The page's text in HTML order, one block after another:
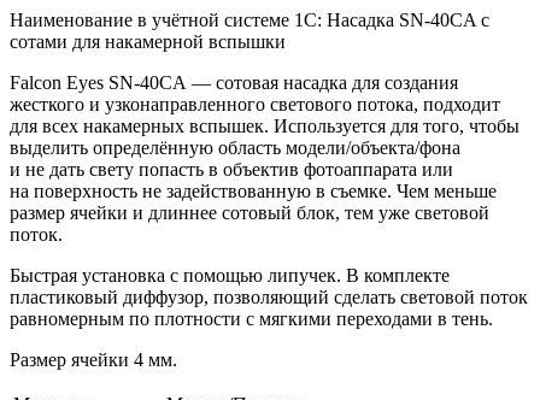
Наименование в учётной системе 1С: Насадка SN-40CA с
сотами для накамерной вспышки
Falcon Eyes SN-40CA — сотовая насадка для создания
жесткого и узконаправленного светового потока, подходит
для всех накамерных вспышек. Используется для того, чтобы
выделить определённую область модели/объекта/фона
и не дать свету попасть в объектив фотоаппарата или
на поверхность не задействованную в съемке. Чем меньше
размер ячейки и длиннее сотовый блок, тем уже световой
поток.
Быстрая установка с помощью липучек. В комплекте
пластиковый диффузор, позволяющий сделать световой поток
равномерным по плотности с мягкими переходами в тень.
Размер ячейки 4 мм.